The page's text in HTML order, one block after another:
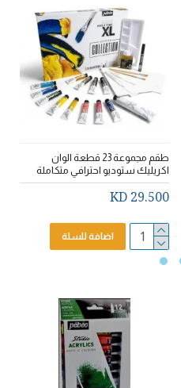
طقم مجموعة 23 قطعة الوان
اكريليك ستوديو احترافي متكاملة
29.500 KD
اضافة للسلة